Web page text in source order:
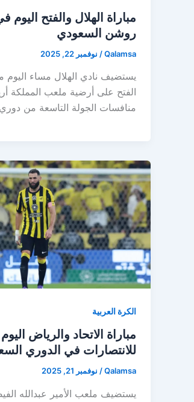
مباراة الهلال والفتح
روشن السعودي
Qalamsa
/ نوفمبر 22, 2025
يستضيف نادي الهلال مساء اليوم
الفتح على أرضية ملعب المملكة
منافسات الجولة التاسعة من
الكرة العربية
مباراة الاتحاد والرياض
للانتصارات في الدوري
Qalamsa
/ نوفمبر 21, 2025
يستضيف ملعب الأمير عبدالله